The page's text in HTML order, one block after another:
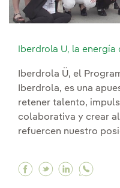
Iberdrola U, la
Iberdrola Ü, el
Iberdrola, es una
retener talento,
colaborativa y crear
refuercen nuestro
Facebook
Twitter